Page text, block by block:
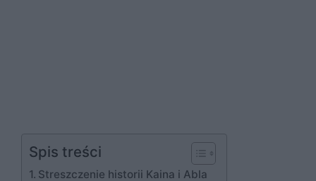
Spis treści
Streszczenie historii Kaina i Abla